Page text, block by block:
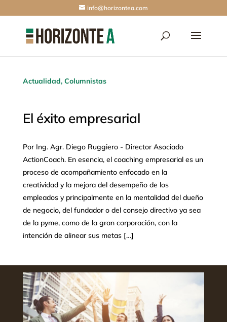
info@horizontea.com
Actualidad, Columnistas
El éxito empresarial
Por Ing. Agr. Diego Ruggiero - Director Asociado
ActionCoach. En esencia, el coaching empresarial es un
proceso de acompañamiento enfocado en la
creatividad y la mejora del desempeño de los
empleados y principalmente en la mentalidad del dueño
de negocio, del fundador o del consejo directivo ya sea
de la pyme, como de la gran corporación, con la
intención de alinear sus metas […]